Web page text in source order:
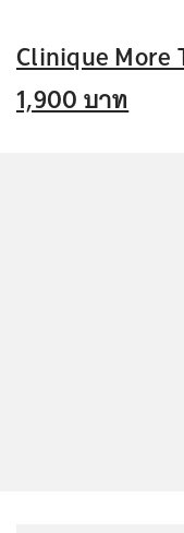
Clinique More
1,900 บาท